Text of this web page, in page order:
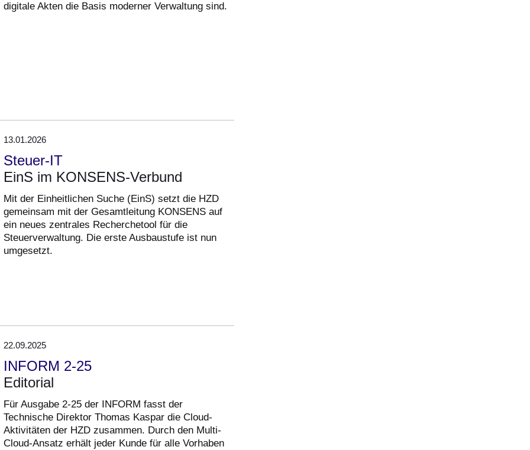
digitale Akten die Basis moderner Verwaltung sind.
13.01.2026
Steuer-IT
EinS im KONSENS-Verbund
Mit der Einheitlichen Suche (EinS) setzt die HZD
gemeinsam mit der Gesamtleitung KONSENS auf
ein neues zentrales Recherchetool für die
Steuerverwaltung. Die erste Ausbaustufe ist nun
umgesetzt.
22.09.2025
INFORM 2-25
Editorial
Für Ausgabe 2-25 der INFORM fasst der
Technische Direktor Thomas Kaspar die Cloud-
Aktivitäten der HZD zusammen. Durch den Multi-
Cloud-Ansatz erhält jeder Kunde für alle Vorhaben